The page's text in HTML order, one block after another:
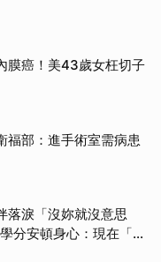
膜癌！美43歲女枉切子
福部：進手術室需病患
落淚「沒妳就沒意思
分安頓身心：現在「這